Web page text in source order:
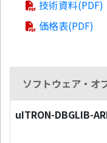
技術資料(PDF)
価格表(PDF)
ソフトウェア・オ
uITRON-DBGLIB-